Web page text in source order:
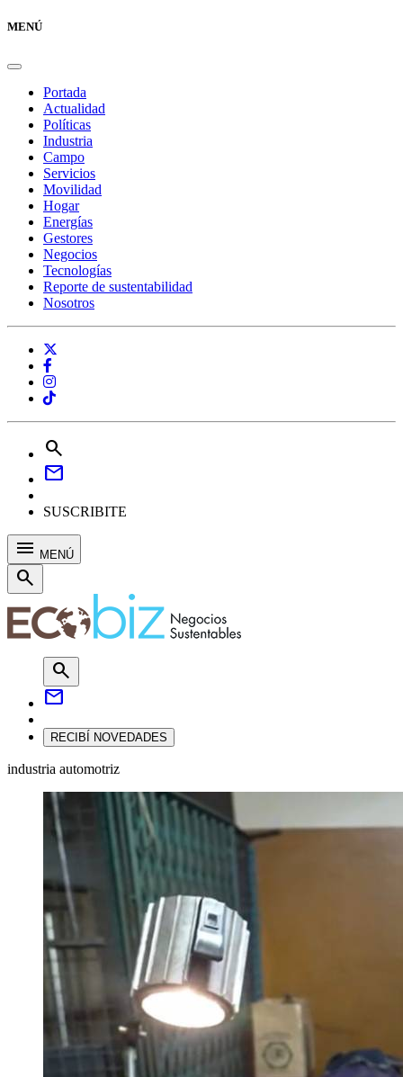
MENÚ
Portada
Actualidad
Políticas
Industria
Campo
Servicios
Movilidad
Hogar
Energías
Gestores
Negocios
Tecnologías
Reporte de sustentabilidad
Nosotros
search
mail
SUSCRIBITE
menu MENÚ
search
search
mail
RECIBÍ NOVEDADES
industria automotriz